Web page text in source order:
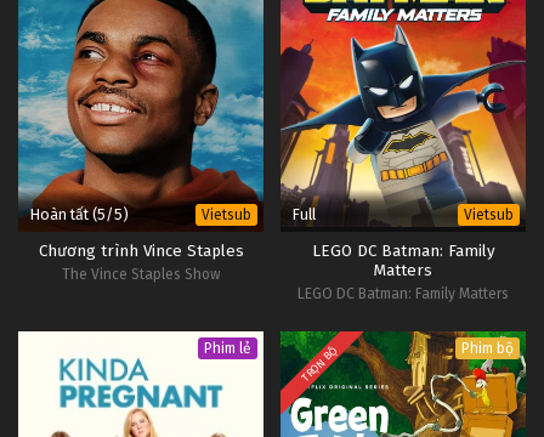
Hoàn tất (5/5) Vietsub
Chương trình Vince Staples
The Vince Staples Show
Full Vietsub
LEGO DC Batman: Family
Matters
LEGO DC Batman: Family Matters
Phim lẻ TRỌN BỘ Phim bộ